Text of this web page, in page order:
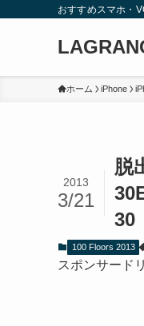
おすすめスマホ・
ホーム iPhone
脱
30
30
2013
3/21
100 Floors 2013
スポンサード